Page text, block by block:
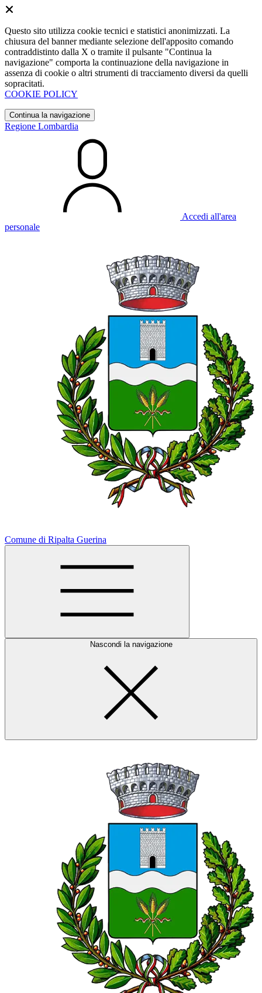
Questo sito utilizza cookie tecnici e statistici anonimizzati. La
chiusura del banner mediante selezione dell'apposito comando
contraddistinto dalla X o tramite il pulsante "Continua la
navigazione" comporta la continuazione della navigazione in
assenza di cookie o altri strumenti di tracciamento diversi da quelli
sopracitati.
COOKIE POLICY
Continua la navigazione
Regione Lombardia
Accedi all'area
personale
Comune di Ripalta Guerina
Nascondi la navigazione